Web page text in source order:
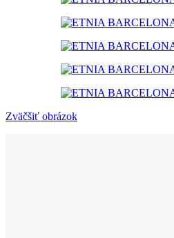
Zväčšiť obrázok